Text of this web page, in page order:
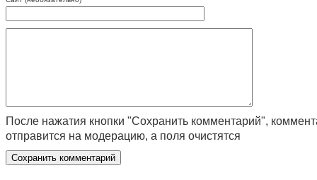
После нажатия кнопки "Сохранить комментарий",
отправится на модерацию, а поля очистятся